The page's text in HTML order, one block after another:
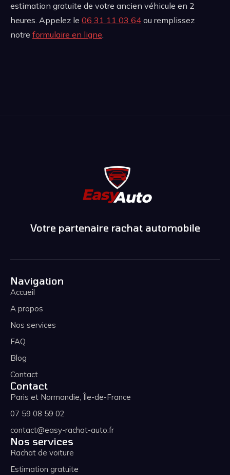
estimation gratuite de votre ancien véhicule en 2
heures. Appelez le 06 31 11 03 64 ou remplissez
notre formulaire en ligne.
Votre partenaire rachat automobile
Navigation
Accueil
A propos
Nos services
FAQ
Blog
Contact
Contact
Paris et Normandie, Île-de-France
07 59 08 59 02
contact@easy-rachat-auto.fr
Nos services
Rachat de voiture
Estimation gratuite